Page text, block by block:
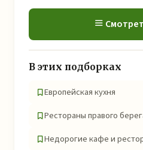
В этих подборках
Европейская кухня
Рестораны правого
Недорогие кафе и